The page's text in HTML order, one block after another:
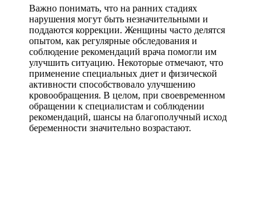
Важно понимать, что на ранних стадиях
нарушения могут быть незначительными и
поддаются коррекции. Женщины часто делятся
опытом, как регулярные обследования и
соблюдение рекомендаций врача помогли им
улучшить ситуацию. Некоторые отмечают, что
применение специальных диет и физической
активности способствовало улучшению
кровообращения. В целом, при своевременном
обращении к специалистам и соблюдении
рекомендаций, шансы на благополучный исход
беременности значительно возрастают.